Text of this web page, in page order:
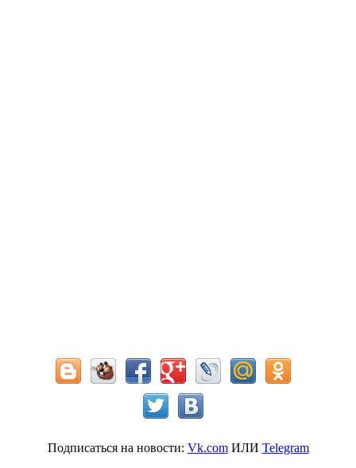
Подписаться на новости: Vk.comИЛИ Telegram